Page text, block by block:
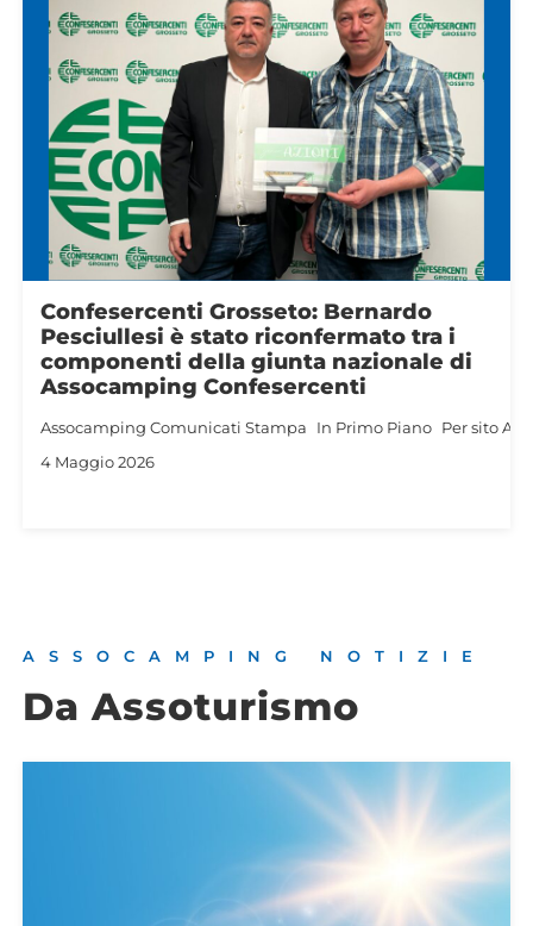
ASSOCAMPING CONFESERCENTI
AUGURA BUON LAVORO AL NEO
MINISTRO MAZZI
AssocampingComunicati Stampa
22 Aprile 2026
ASSOCAMPING NOTIZIE
Da Assoturismo